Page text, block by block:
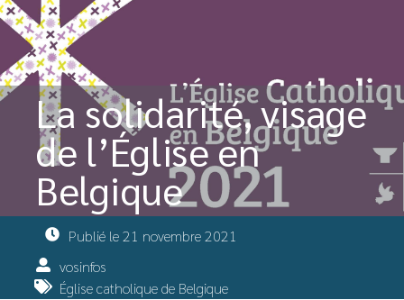
La solidarité, visage
de l’Église en
Belgique
Publié le21 novembre 2021
vosinfos
Église catholique de Belgique